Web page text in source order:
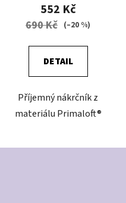
552 Kč
690 Kč (–20 %)
DETAIL
Příjemný nákrčník z
materiálu Primaloft®